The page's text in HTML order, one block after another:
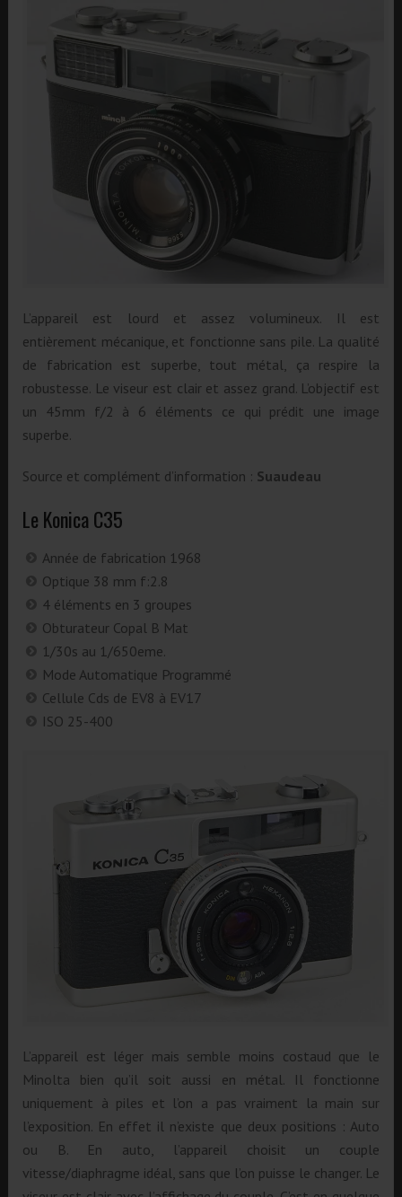
L’appareil est lourd et assez volumineux. Il est
entièrement mécanique, et fonctionne sans pile. La qualité
de fabrication est superbe, tout métal, ça respire la
robustesse. Le viseur est clair et assez grand. L’objectif est
un 45mm f/2 à 6 éléments ce qui prédit une image
superbe.
Source et complément d’information : Suaudeau
Le Konica C35
Année de fabrication 1968
Optique 38 mm f:2.8
4 éléments en 3 groupes
Obturateur Copal B Mat
1/30s au 1/650eme.
Mode Automatique Programmé
Cellule Cds de EV8 à EV17
ISO 25-400
L’appareil est léger mais semble moins costaud que le
Minolta bien qu’il soit aussi en métal. Il fonctionne
uniquement à piles et l’on a pas vraiment la main sur
l’exposition. En effet il n’existe que deux positions : Auto
ou B. En auto, l’appareil choisit un couple
vitesse/diaphragme idéal, sans que l’on puisse le changer. Le